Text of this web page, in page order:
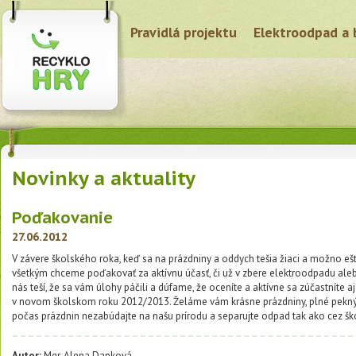
Pravidlá projektu Elektroodpad a
Novinky a aktuality
Poďakovanie
27.06.2012
V závere školského roka, keď sa na prázdniny a oddych tešia žiaci a možno
všetkým chceme poďakovať za aktívnu účasť, či už v zbere elektroodpadu
nás teší, že sa vám úlohy páčili a dúfame, že oceníte a aktívne sa zúčastníte
v novom školskom roku 2012/2013. Želáme vám krásne prázdniny, plné
počas prázdnin nezabúdajte na našu prírodu a separujte odpad tak ako cez